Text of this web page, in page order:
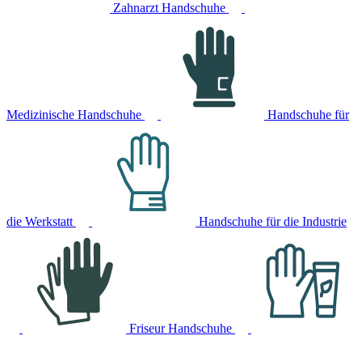
Zahnarzt Handschuhe
Medizinische Handschuhe Handschuhe für
die Werkstatt Handschuhe für die Industrie
Friseur Handschuhe